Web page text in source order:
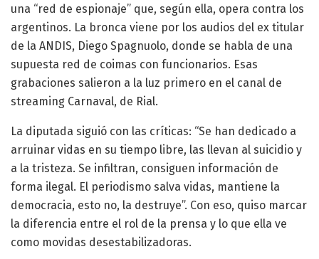
una “red de espionaje” que, según ella, opera contra los
argentinos. La bronca viene por los audios del ex titular
de la ANDIS, Diego Spagnuolo, donde se habla de una
supuesta red de coimas con funcionarios. Esas
grabaciones salieron a la luz primero en el canal de
streaming Carnaval, de Rial.
La diputada siguió con las críticas: “Se han dedicado a
arruinar vidas en su tiempo libre, las llevan al suicidio y
a la tristeza. Se infiltran, consiguen información de
forma ilegal. El periodismo salva vidas, mantiene la
democracia, esto no, la destruye”. Con eso, quiso marcar
la diferencia entre el rol de la prensa y lo que ella ve
como movidas desestabilizadoras.